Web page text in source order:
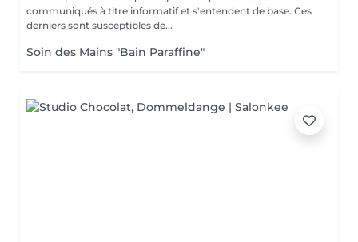
communiqués à titre informatif et s'entendent de base. Ces
derniers sont susceptibles de...
Soin des Mains "Bain Paraffine"